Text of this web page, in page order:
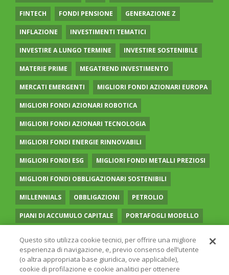
FINTECH FONDI PENSIONE GENERAZIONE Z
INFLAZIONE INVESTIMENTI TEMATICI
INVESTIRE A LUNGO TERMINE INVESTIRE SOSTENIBILE
MATERIE PRIME MEGATREND INVESTIMENTO
MERCATI EMERGENTI MIGLIORI FONDI AZIONARI EUROPA
MIGLIORI FONDI AZIONARI ROBOTICA
MIGLIORI FONDI AZIONARI TECNOLOGIA
MIGLIORI FONDI ENERGIE RINNOVABILI
MIGLIORI FONDI ESG MIGLIORI FONDI METALLI PREZIOSI
MIGLIORI FONDI OBBLIGAZIONARI SOSTENIBILI
MILLENNIALS OBBLIGAZIONI PETROLIO
PIANI DI ACCUMULO CAPITALE PORTAFOGLI MODELLO
RISPARMIO GESTITO SOCIAL MEDIA STILE VALUE
TASSI UGUAGLIANZA DI GENERE VOLATILITÀ
Questo sito utilizza cookie tecnici, per offrire una migliore
esperienza di navigazione, e, previo consenso dell’utente
(o altra appropriata base giuridica, ove applicabile),
cookie di profilazione e cookie analitici per ottenere